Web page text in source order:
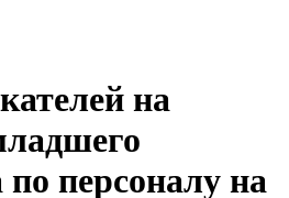
на
по персоналу на